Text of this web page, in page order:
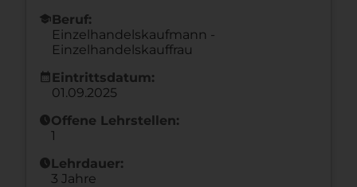
schoolBeruf:
Einzelhandelskaufmann -
Einzelhandelskauffrau
calendar_month Eintrittsdatum:
01.09.2025
scheduleOffene Lehrstellen:
1
scheduleLehrdauer:
3 Jahre